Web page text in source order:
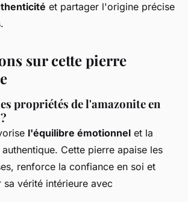
et partager l'origine précise
sur cette pierre
propriétés de l'amazonite en
l'équilibre émotionnel et la
Cette pierre apaise les
renforce la confiance en soi et
sa vérité intérieure avec